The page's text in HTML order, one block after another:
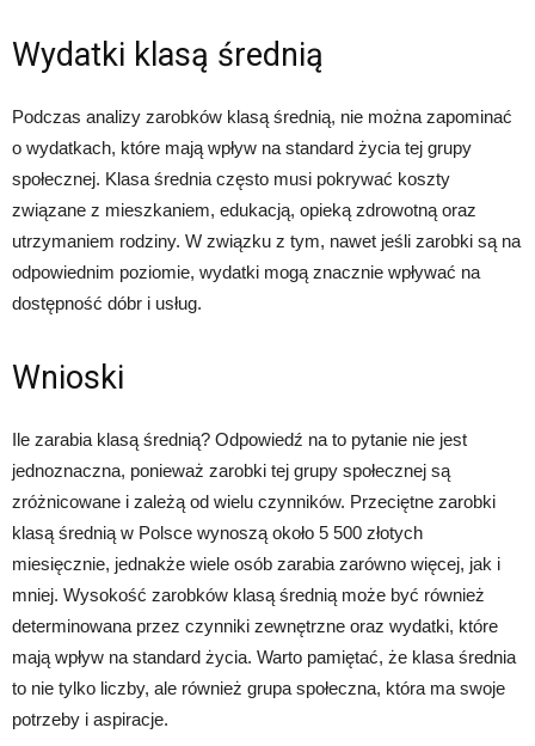
Wydatki klasą średnią
Podczas analizy zarobków klasą średnią, nie można zapominać
o wydatkach, które mają wpływ na standard życia tej grupy
społecznej. Klasa średnia często musi pokrywać koszty
związane z mieszkaniem, edukacją, opieką zdrowotną oraz
utrzymaniem rodziny. W związku z tym, nawet jeśli zarobki są na
odpowiednim poziomie, wydatki mogą znacznie wpływać na
dostępność dóbr i usług.
Wnioski
Ile zarabia klasą średnią? Odpowiedź na to pytanie nie jest
jednoznaczna, ponieważ zarobki tej grupy społecznej są
zróżnicowane i zależą od wielu czynników. Przeciętne zarobki
klasą średnią w Polsce wynoszą około 5 500 złotych
miesięcznie, jednakże wiele osób zarabia zarówno więcej, jak i
mniej. Wysokość zarobków klasą średnią może być również
determinowana przez czynniki zewnętrzne oraz wydatki, które
mają wpływ na standard życia. Warto pamiętać, że klasa średnia
to nie tylko liczby, ale również grupa społeczna, która ma swoje
potrzeby i aspiracje.